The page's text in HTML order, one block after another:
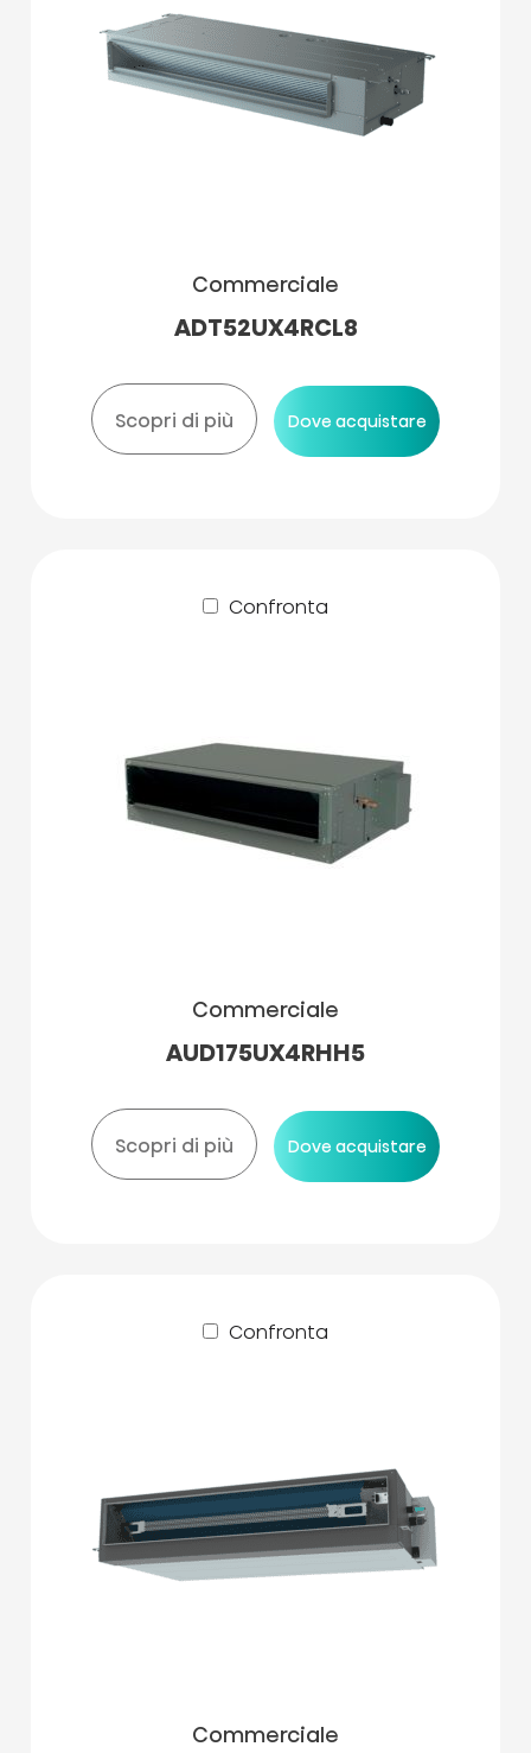
Commerciale
ADT52UX4RCL8
Scopri di più Dove acquistare
Confronta
Commerciale
AUD175UX4RHH5
Scopri di più Dove acquistare
Confronta
Commerciale